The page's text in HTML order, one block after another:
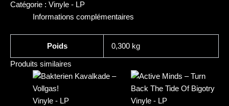
Catégorie : Vinyle - LP
Informations complémentaires
Poids 0,300 kg
Produits similaires
Vinyle - LP
Vinyle - LP